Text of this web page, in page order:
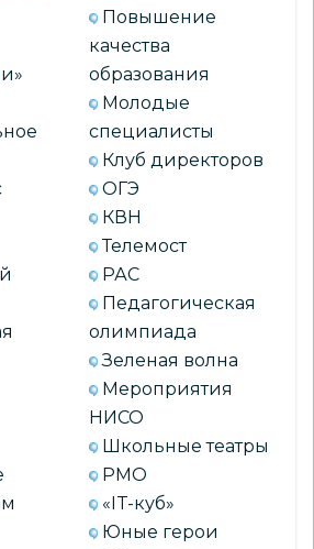
Повышение
качества
образования
Молодые
специалисты
Клуб директоров
ОГЭ
КВН
Телемост
РАС
Педагогическая
олимпиада
Зеленая волна
Мероприятия
НИСО
Школьные театры
РМО
«IT-куб»
Юные герои